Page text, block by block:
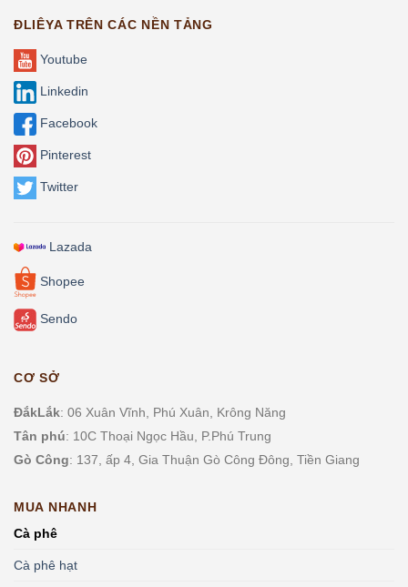
ĐLIÊYA TRÊN CÁC NỀN TẢNG
Youtube
Linkedin
Facebook
Pinterest
Twitter
Lazada
Shopee
Sendo
CƠ SỞ
ĐắkLắk: 06 Xuân Vĩnh, Phú Xuân, Krông Năng
Tân phú: 10C Thoại Ngọc Hầu, P.Phú Trung
Gò Công: 137, ấp 4, Gia Thuận Gò Công Đông, Tiền Giang
MUA NHANH
Cà phê
Cà phê hạt